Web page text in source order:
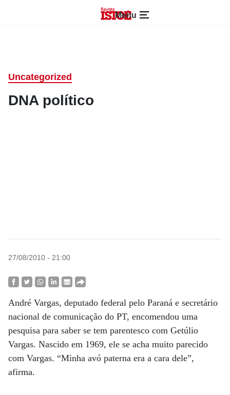
Menu
Uncategorized
DNA político
27/08/2010 - 21:00
André Vargas, deputado federal pelo Paraná e secretário
nacional de comunicação do PT, encomendou uma
pesquisa para saber se tem parentesco com Getúlio
Vargas. Nascido em 1969, ele se acha muito parecido
com Vargas. “Minha avó paterna era a cara dele”,
afirma.